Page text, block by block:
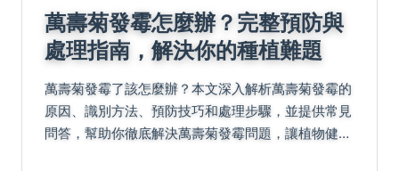
萬壽菊發霉怎麼辦？完整預防與
處理指南，解決你的種植難題
萬壽菊發霉了該怎麼辦？本文深入解析萬壽菊發霉的
原因、識別方法、預防技巧和處理步驟，並提供常見
問答，幫助你徹底解決萬壽菊發霉問題，讓植物健康